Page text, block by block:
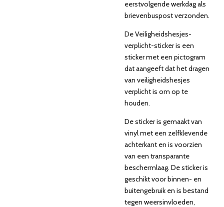
eerstvolgende werkdag als
brievenbuspost verzonden.
De Veiligheidshesjes-
verplicht-sticker is een
sticker met een pictogram
dat aangeeft dat het dragen
van veiligheidshesjes
verplicht is om op te
houden.
De sticker is gemaakt van
vinyl met een zelfklevende
achterkant en is voorzien
van een transparante
beschermlaag. De sticker is
geschikt voor binnen- en
buitengebruik en is bestand
tegen weersinvloeden,